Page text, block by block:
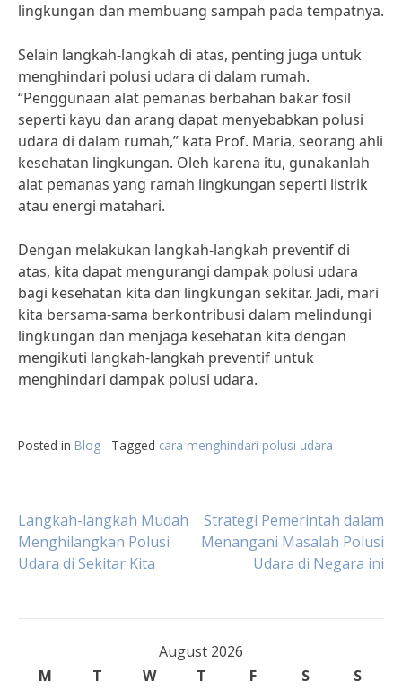
lingkungan dan membuang sampah pada tempatnya.
Selain langkah-langkah di atas, penting juga untuk
menghindari polusi udara di dalam rumah.
“Penggunaan alat pemanas berbahan bakar fosil
seperti kayu dan arang dapat menyebabkan polusi
udara di dalam rumah,” kata Prof. Maria, seorang ahli
kesehatan lingkungan. Oleh karena itu, gunakanlah
alat pemanas yang ramah lingkungan seperti listrik
atau energi matahari.
Dengan melakukan langkah-langkah preventif di
atas, kita dapat mengurangi dampak polusi udara
bagi kesehatan kita dan lingkungan sekitar. Jadi, mari
kita bersama-sama berkontribusi dalam melindungi
lingkungan dan menjaga kesehatan kita dengan
mengikuti langkah-langkah preventif untuk
menghindari dampak polusi udara.
Posted in Blog Tagged cara menghindari polusi udara
Post
navigation
Langkah-langkah Mudah
Menghilangkan Polusi
Udara di Sekitar Kita
Strategi Pemerintah dalam
Menangani Masalah Polusi
Udara di Negara ini
August 2026
M
T W T F S
S